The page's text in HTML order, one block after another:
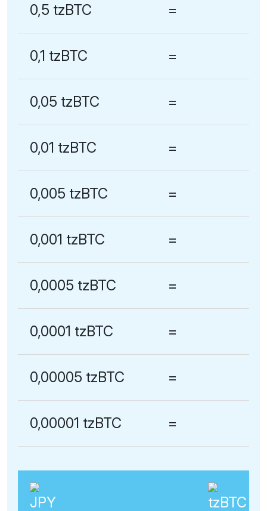
0,5 tzBTC =
0,1 tzBTC =
0,05 tzBTC =
0,01 tzBTC =
0,005 tzBTC =
0,001 tzBTC =
0,0005 tzBTC =
0,0001 tzBTC =
0,00005 tzBTC =
0,00001 tzBTC =